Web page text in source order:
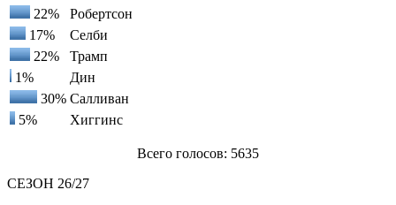
22%
Робертсон
17%
Селби
22%
Трамп
1%
Дин
30% Салливан
5%
Хиггинс
Всего голосов: 5635
СЕЗОН 26/27